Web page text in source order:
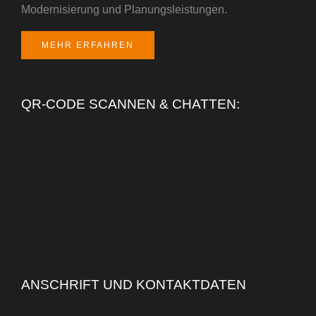
Modernisierung und Planungsleistungen.
MEHR ERFAHREN
QR-CODE SCANNEN & CHATTEN:
ANSCHRIFT UND KONTAKTDATEN